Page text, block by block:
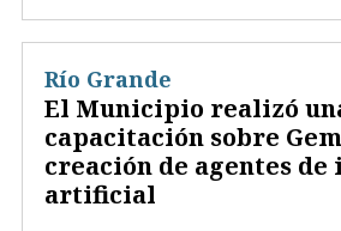
El Municipio realizó
capacitación sobre
creación de agentes
artificial
Río Grande